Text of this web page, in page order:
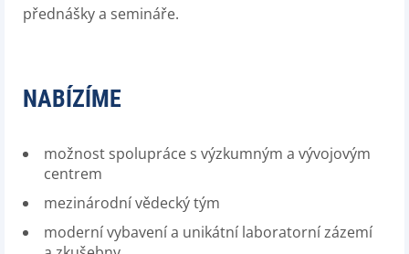
přednášky a semináře.
NABÍZÍME
možnost spolupráce s výzkumným a vývojovým
centrem
mezinárodní vědecký tým
moderní vybavení a unikátní laboratorní zázemí